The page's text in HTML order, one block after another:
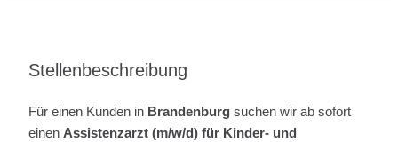
Stellenbeschreibung
Für einen Kunden in Brandenburg suchen wir ab sofort
einen Assistenzarzt (m/w/d) für Kinder- und